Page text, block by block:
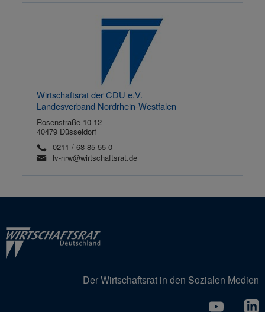
Wirtschaftsrat der CDU e.V.
Landesverband Nordrhein-Westfalen
Rosenstraße 10-12
40479 Düsseldorf
0211 / 68 85 55-0
lv-nrw@wirtschaftsrat.de
Der Wirtschaftsrat in den Sozialen Medien